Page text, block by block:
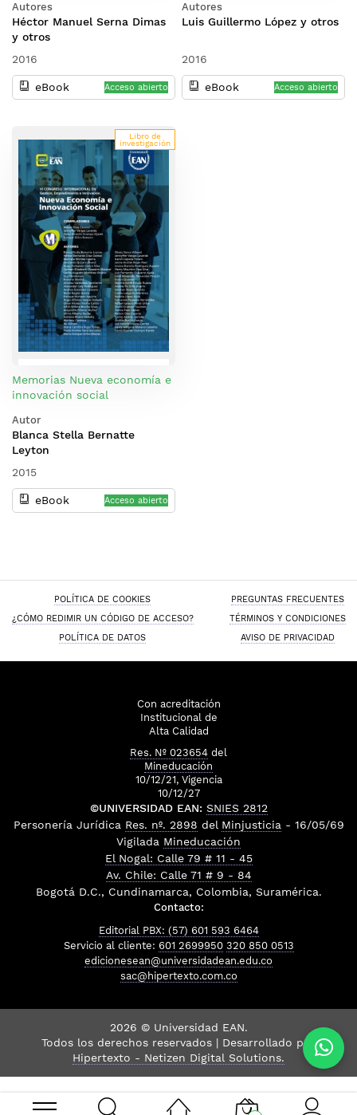
multilingüe de los
profesionales en lenguas
modernas
Autores
Héctor Manuel Serna Dimas
y otros
2016
eBook Acceso abierto
Autores
Luis Guillermo López y otros
2016
eBook Acceso abierto
Libro de
investigación
Memorias Nueva economía e
innovación social
Autor
Blanca Stella Bernatte
Leyton
2015
eBook Acceso abierto
POLÍTICA DE COOKIES
PREGUNTAS FRECUENTES
¿CÓMO REDIMIR UN CÓDIGO DE ACCESO?
TÉRMINOS Y CONDICIONES
POLÍTICA DE DATOS
AVISO DE PRIVACIDAD
Con acreditación
Institucional de
Alta Calidad
Res. Nº 023654 del
Mineducación
10/12/21, Vigencia
10/12/27
©UNIVERSIDAD EAN: SNIES 2812
Personería Jurídica Res. nº. 2898 del Minjusticia - 16/05/69
Vigilada Mineducación
El Nogal: Calle 79 # 11 - 45
Av. Chile: Calle 71 # 9 - 84
Bogotá D.C., Cundinamarca, Colombia, Suramérica.
Contacto:
Editorial PBX: (57) 601 593 6464
Servicio al cliente: 601 2699950 320 850 0513
edicionesean@universidadean.edu.co
sac@hipertexto.com.co
2026 © Universidad EAN.
Todos los derechos reservados | Desarrollado por
Hipertexto - Netizen Digital Solutions.